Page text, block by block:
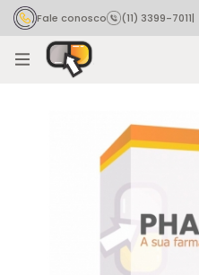
Fale conosco (11) 3399-7011|
Rastrear pedido